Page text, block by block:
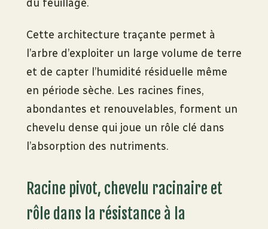
du feuillage.
Cette architecture traçante permet à
l’arbre d’exploiter un large volume de terre
et de capter l’humidité résiduelle même
en période sèche. Les racines fines,
abondantes et renouvelables, forment un
chevelu dense qui joue un rôle clé dans
l’absorption des nutriments.
Racine pivot, chevelu racinaire et
rôle dans la résistance à la